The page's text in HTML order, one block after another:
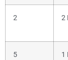
2 2
5 1